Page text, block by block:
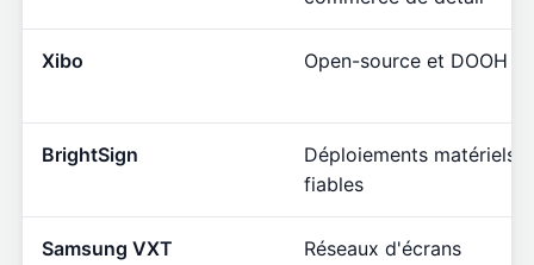
Xibo Open-source et DOOH
BrightSign
Déploiements matériels
fiables
Samsung VXT
Réseaux d'écrans